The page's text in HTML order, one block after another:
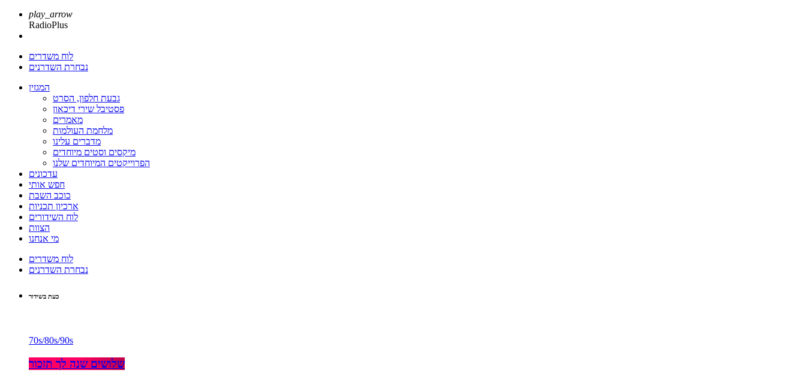
play_arrow
RadioPlus
לוח משדרים
נבחרת השדרנים
המגזין
גבעת חלפון, הסרט
פסטיבל שירי דיכאון
מאמרים
מלחמת העולמות
מדברים עלינו
מיקסים וסטים מיוחדים
הפרוייקטים המיוחדים שלנו
עדכונים
חפש אותי
כוכב השבת
ארכיון תכניות
לוח השידורים
הצוות
מי אנחנו
לוח משדרים
נבחרת השדרנים
כעת בשידור
70s/80s/90s
שלושים שנה לך תזכור